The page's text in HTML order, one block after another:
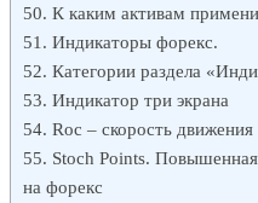
К каким активам
Индикаторы форекс.
Категории раздела
Индикатор три экрана
Roc – скорость
Stoch Points.
на форекс